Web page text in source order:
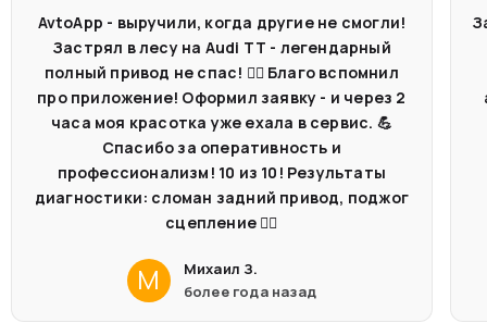
AvtoApp - выручили, когда другие не смогли!
Застрял в лесу на Audi TT - легендарный
полный привод не спас! 🤷‍♂️ Благо вспомнил
про приложение! Оформил заявку - и через 2
часа моя красотка уже ехала в сервис. 💪
Спасибо за оперативность и
профессионализм! 10 из 10! Результаты
диагностики: сломан задний привод, поджог
сцепление 🤦‍♂️
М
Михаил З.
более года назад